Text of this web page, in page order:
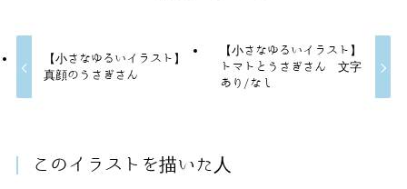
【小さなゆるいイラスト】
真顔のうさぎさん
【小さなゆるいイラスト】
トマトとうさぎさん 文字
あり/なし
このイラストを描いた人